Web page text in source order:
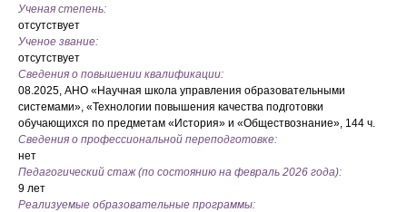
Ученая степень:
отсутствует
Ученое звание:
отсутствует
Сведения о повышении квалификации:
08.2025, АНО «Научная школа управления образовательными
системами», «Технологии повышения качества подготовки
обучающихся по предметам «История» и «Обществознание», 144 ч.
Сведения о профессиональной переподготовке:
нет
Педагогический стаж (по состоянию на февраль 2026 года):
9 лет
Реализуемые образовательные программы: